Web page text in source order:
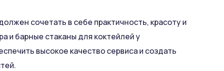
сочетать в себе практичность, красоту и
и барные стаканы для коктейлей у
высокое качество сервиса и создать